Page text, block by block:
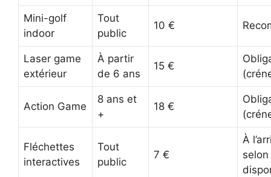
Mini-golf
indoor
Tout
public
10 €
Laser game
extérieur
À partir
de 6 ans
15 €
Action Game
8 ans et
+
18 €
Fléchettes
interactives
Tout
public
7 €
À
selon